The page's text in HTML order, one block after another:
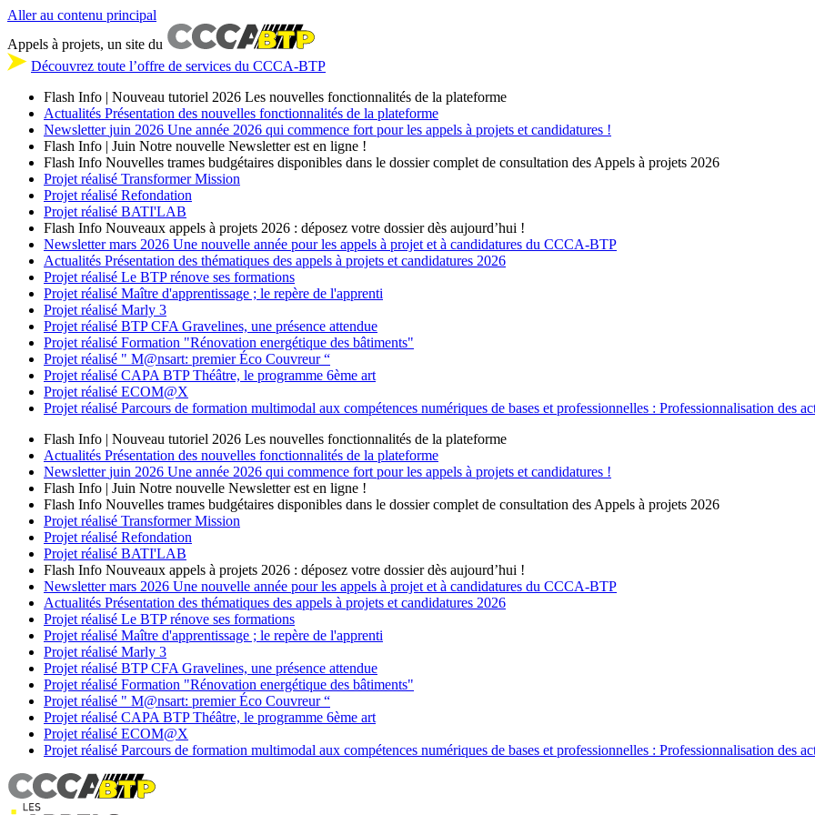
Aller au contenu principal
Appels à projets, un site du
Découvrez toute l’offre de services du CCCA-BTP
Flash Info | Nouveau tutoriel 2026 Les nouvelles fonctionnalités de la plateforme
Actualités Présentation des nouvelles fonctionnalités de la plateforme
Newsletter juin 2026 Une année 2026 qui commence fort pour les appels à projets et candidatures !
Flash Info | Juin Notre nouvelle Newsletter est en ligne !
Flash Info Nouvelles trames budgétaires disponibles dans le dossier complet de consultation des Appels à projets 2026
Projet réalisé Transformer Mission
Projet réalisé Refondation
Projet réalisé BATI'LAB
Flash Info Nouveaux appels à projets 2026 : déposez votre dossier dès aujourd’hui !
Newsletter mars 2026 Une nouvelle année pour les appels à projet et à candidatures du CCCA-BTP
Actualités Présentation des thématiques des appels à projets et candidatures 2026
Projet réalisé Le BTP rénove ses formations
Projet réalisé Maître d'apprentissage ; le repère de l'apprenti
Projet réalisé Marly 3
Projet réalisé BTP CFA Gravelines, une présence attendue
Projet réalisé Formation "Rénovation energétique des bâtiments"
Projet réalisé " M@nsart: premier Éco Couvreur “
Projet réalisé CAPA BTP Théâtre, le programme 6ème art
Projet réalisé ECOM@X
Projet réalisé Parcours de formation multimodal aux compétences numériques de bases et professionnelles : Professionnalisation des
Flash Info | Nouveau tutoriel 2026 Les nouvelles fonctionnalités de la plateforme
Actualités Présentation des nouvelles fonctionnalités de la plateforme
Newsletter juin 2026 Une année 2026 qui commence fort pour les appels à projets et candidatures !
Flash Info | Juin Notre nouvelle Newsletter est en ligne !
Flash Info Nouvelles trames budgétaires disponibles dans le dossier complet de consultation des Appels à projets 2026
Projet réalisé Transformer Mission
Projet réalisé Refondation
Projet réalisé BATI'LAB
Flash Info Nouveaux appels à projets 2026 : déposez votre dossier dès aujourd’hui !
Newsletter mars 2026 Une nouvelle année pour les appels à projet et à candidatures du CCCA-BTP
Actualités Présentation des thématiques des appels à projets et candidatures 2026
Projet réalisé Le BTP rénove ses formations
Projet réalisé Maître d'apprentissage ; le repère de l'apprenti
Projet réalisé Marly 3
Projet réalisé BTP CFA Gravelines, une présence attendue
Projet réalisé Formation "Rénovation energétique des bâtiments"
Projet réalisé " M@nsart: premier Éco Couvreur “
Projet réalisé CAPA BTP Théâtre, le programme 6ème art
Projet réalisé ECOM@X
Projet réalisé Parcours de formation multimodal aux compétences numériques de bases et professionnelles : Professionnalisation des